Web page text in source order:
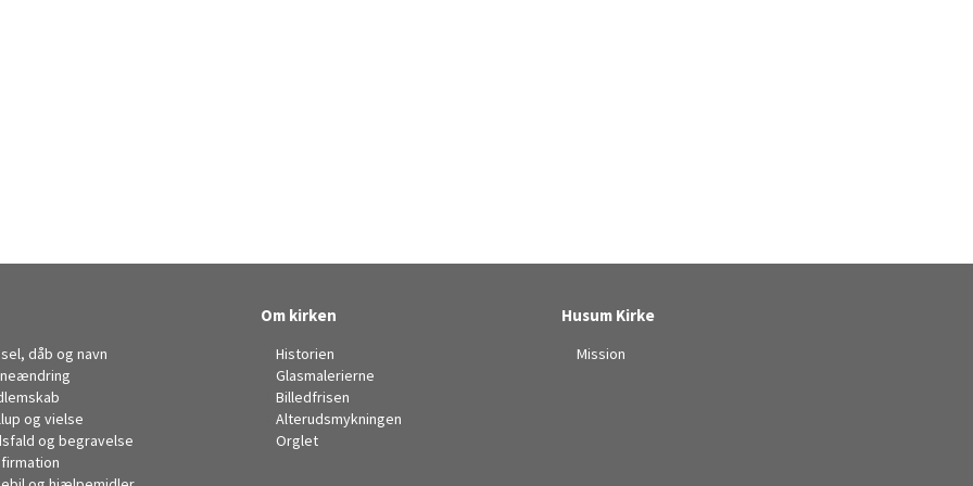
dåb og navn
og vielse
og begravelse
Om kirken
Historien
Glasmalerierne
Billedfrisen
Alterudsmykningen
Orglet
Husum Kirke
Mission